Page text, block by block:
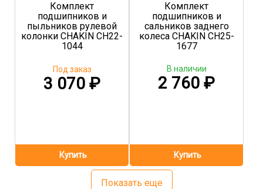
Комплект
подшипников и
пыльников рулевой
колонки CHAKIN CH22-
1044
3 070 ₽
Под заказ
Комплект
подшипников и
сальников заднего
колеса CHAKIN CH25-
1677
2 760₽
В наличии
Показать еще